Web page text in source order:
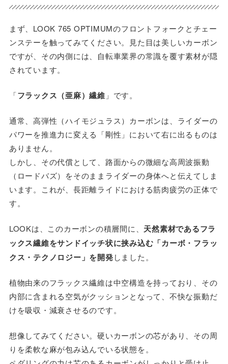
まず、LOOK 765 OPTIMUMのフロントフォークとチェー
ンステーを触ってみてください。見た目は美しいカーボン
ですが、その内側には、自転車業界の常識を覆す素材が隠
されています。
「フラックス（亜麻）繊維 」です。
通常、高弾性（ハイモジュラス）カーボンは、ライダーの
パワーを推進力に変える「剛性」において右に出るものは
ありません。
しかし、その代償として、路面からの微細な高周波振動
（ロードバズ）をそのままライダーの身体へと伝えてしま
います。これが、長距離ライドにおける筋肉疲労の正体で
す。
LOOKは、このカーボンの積層間に、 天然素材であるフラ
ックス繊維をサンドイッチ状に挟み込む「カーボ・フラッ
クス・テクノロジー」を開発しました。
植物由来のフラックス繊維は中空構造を持っており、その
内部に含まれる空気がクッションとなって、不快な振動だ
けを吸収・減衰させるのです。
想像してみてください。硬いカーボンの芯があり、その周
りを柔軟な麻が包み込んでいる状態を。